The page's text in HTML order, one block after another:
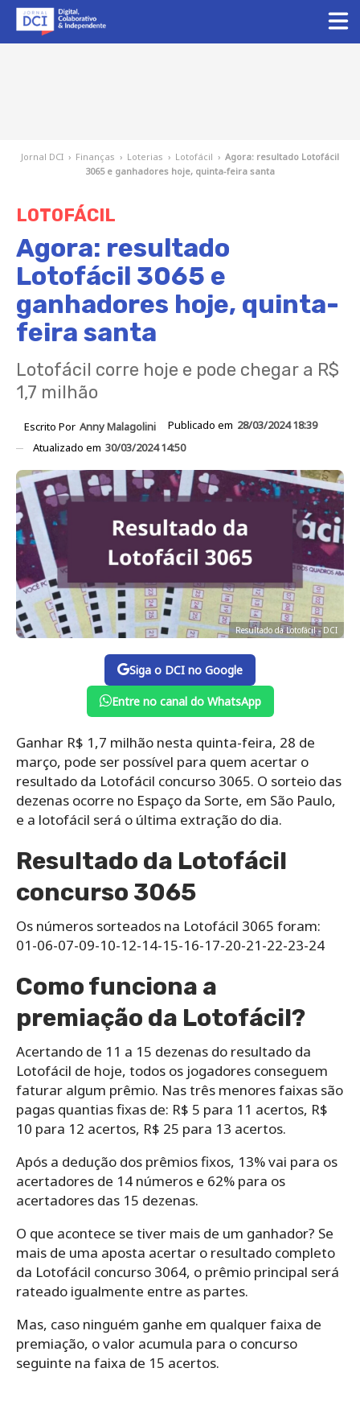
Jornal DCI › Finanças › Loterias › Lotofácil › Agora: resultado Lotofácil
3065 e ganhadores hoje, quinta-feira santa
LOTOFÁCIL
Agora: resultado
Lotofácil 3065 e
ganhadores hoje, quinta-
feira santa
Lotofácil corre hoje e pode chegar a R$
1,7 milhão
Escrito Por Anny Malagolini Publicado em 28/03/2024 18:39
Atualizado em 30/03/2024 14:50
Resultado da Lotofácil - DCI
Siga o DCI no Google
Entre no canal do WhatsApp
Ganhar R$ 1,7 milhão nesta quinta-feira, 28 de
março, pode ser possível para quem acertar o
resultado da Lotofácil concurso 3065. O sorteio das
dezenas ocorre no Espaço da Sorte, em São Paulo,
e a lotofácil será o última extração do dia.
Resultado da Lotofácil
concurso 3065
Os números sorteados na Lotofácil 3065 foram:
01-06-07-09-10-12-14-15-16-17-20-21-22-23-24
Como funciona a
premiação da Lotofácil?
Acertando de 11 a 15 dezenas do resultado da
Lotofácil de hoje, todos os jogadores conseguem
faturar algum prêmio. Nas três menores faixas são
pagas quantias fixas de: R$ 5 para 11 acertos, R$
10 para 12 acertos, R$ 25 para 13 acertos.
Após a dedução dos prêmios fixos, 13% vai para os
acertadores de 14 números e 62% para os
acertadores das 15 dezenas.
O que acontece se tiver mais de um ganhador? Se
mais de uma aposta acertar o resultado completo
da Lotofácil concurso 3064, o prêmio principal será
rateado igualmente entre as partes.
Mas, caso ninguém ganhe em qualquer faixa de
premiação, o valor acumula para o concurso
seguinte na faixa de 15 acertos.